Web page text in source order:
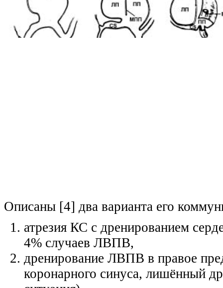
Описаны [4] два варианта его
атрезия КС с дренированием
4% случаев ЛВПВ,
дренирование ЛВПВ в правое
коронарного синуса, лишённый